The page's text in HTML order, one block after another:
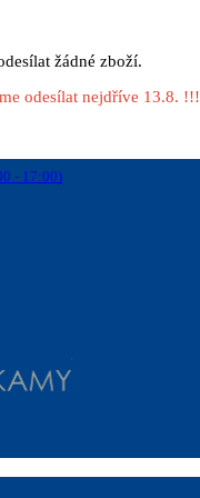
žádné zboží.
odesílat nejdříve 13.8. !!!
- 17:00)